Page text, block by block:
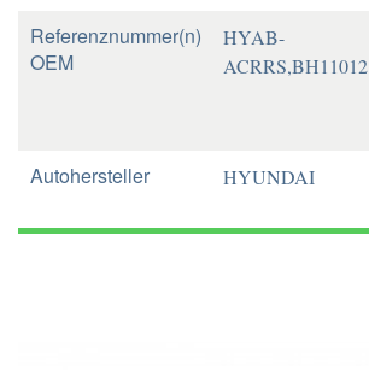
Referenznummer(n)
OEM
HYAB-
ACRRS,BH11012
Autohersteller HYUNDAI